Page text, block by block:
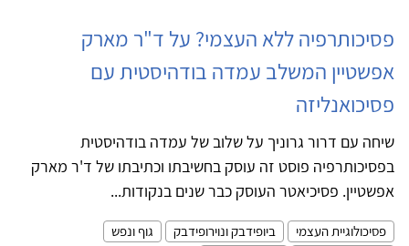
פסיכותרפיה ללא העצמי? על ד"ר מארק
אפשטיין המשלב עמדה בודהיסטית עם
פסיכואנליזה
שיחה עם דרור גרוניך על שלוב של עמדה בודהיסטית
בפסיכותרפיה פוסט זה עוסק בחשיבתו וכתיבתו של ד'ר מארק
אפשטיין. פסיכיאטר העוסק כבר שנים בנקודות...
פסיכולוגיית העצמי ביופידבק ונוירופידבק
גוף ונפש